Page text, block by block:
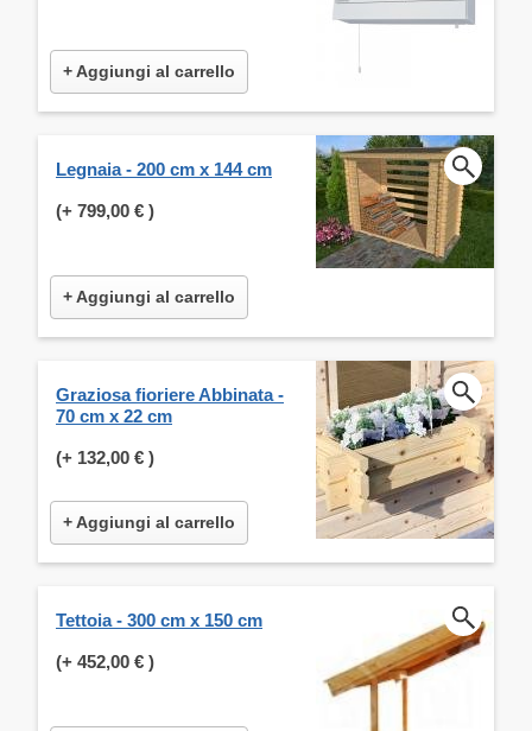
+ Aggiungi al carrello
Legnaia - 200 cm x 144 cm
(+ 799,00 € )
+ Aggiungi al carrello
Graziosa fioriere Abbinata -
70 cm x 22 cm
(+ 132,00 € )
+ Aggiungi al carrello
Tettoia - 300 cm x 150 cm
(+ 452,00 € )